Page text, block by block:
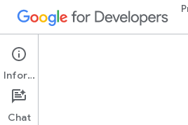
Google
Información
Chat